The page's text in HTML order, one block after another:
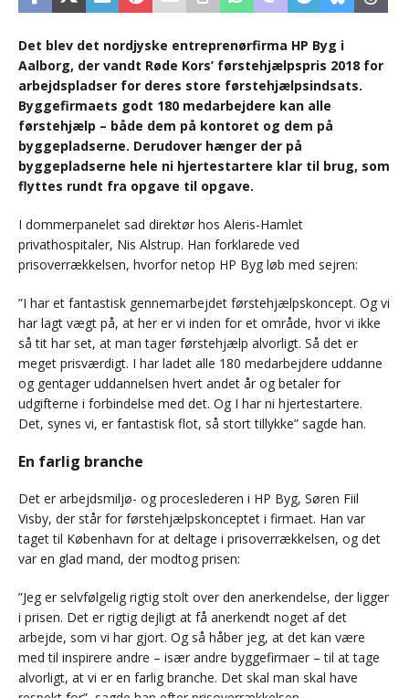
Det blev det nordjyske entreprenørfirma HP Byg i
Aalborg, der vandt Røde Kors’ førstehjælpspris 2018 for
arbejdspladser for deres store førstehjælpsindsats.
Byggefirmaets godt 180 medarbejdere kan alle
førstehjælp – både dem på kontoret og dem på
byggepladserne. Derudover hænger der på
byggepladserne hele ni hjertestartere klar til brug, som
flyttes rundt fra opgave til opgave.
I dommerpanelet sad direktør hos Aleris-Hamlet
privathospitaler, Nis Alstrup. Han forklarede ved
prisoverrækkelsen, hvorfor netop HP Byg løb med sejren:
”I har et fantastisk gennemarbejdet førstehjælpskoncept. Og vi
har lagt vægt på, at her er vi inden for et område, hvor vi ikke
så tit har set, at man tager førstehjælp alvorligt. Så det er
meget prisværdigt. I har ladet alle 180 medarbejdere uddanne
og gentager uddannelsen hvert andet år og betaler for
udgifterne i forbindelse med det. Og I har ni hjertestartere.
Det, synes vi, er fantastisk flot, så stort tillykke” sagde han.
En farlig branche
Det er arbejdsmiljø- og proceslederen i HP Byg, Søren Fiil
Visby, der står for førstehjælpskonceptet i firmaet. Han var
taget til København for at deltage i prisoverrækkelsen, og det
var en glad mand, der modtog prisen:
”Jeg er selvfølgelig rigtig stolt over den anerkendelse, der ligger
i prisen. Det er rigtig dejligt at få anerkendt noget af det
arbejde, som vi har gjort. Og så håber jeg, at det kan være
med til inspirere andre – især andre byggefirmaer – til at tage
alvorligt, at vi er en farlig branche. Det skal man skal have